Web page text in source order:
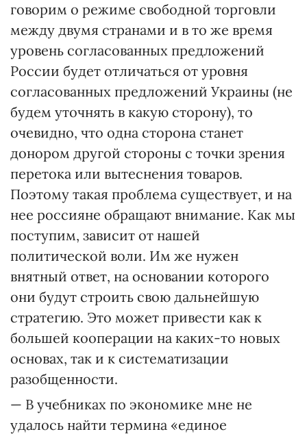
говорим о режиме свободной торговли
между двумя странами и в то же время
уровень согласованных предложений
России будет отличаться от уровня
согласованных предложений Украины (не
будем уточнять в какую сторону), то
очевидно, что одна сторона станет
донором другой стороны с точки зрения
перетока или вытеснения товаров.
Поэтому такая проблема существует, и на
нее россияне обращают внимание. Как мы
поступим, зависит от нашей
политической воли. Им же нужен
внятный ответ, на основании которого
они будут строить свою дальнейшую
стратегию. Это может привести как к
большей кооперации на каких-то новых
основах, так и к систематизации
разобщенности.
— В учебниках по экономике мне не
удалось найти термина «единое